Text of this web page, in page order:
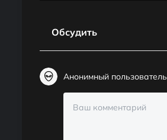
Обсудить
Анонимный пользователь